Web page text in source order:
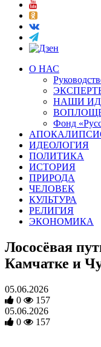
О НАС
НАШИ
Фонд
ИДЕОЛОГИЯ
ПОЛИТИКА
ИСТОРИЯ
ПРИРОДА
ЧЕЛОВЕК
КУЛЬТУРА
РЕЛИГИЯ
ЭКОНОМИКА
Лососёвая
Камчатке и
05.06.2026
0
157
05.06.2026
0
157